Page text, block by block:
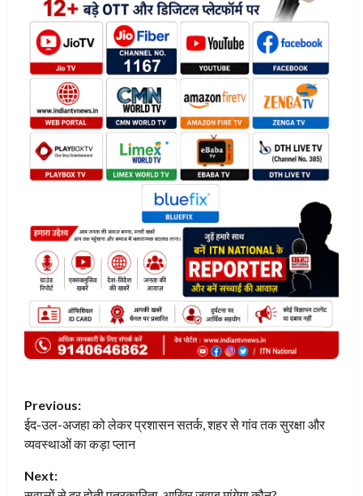
P
o
s
Previous:
ईद-उल-अजहा को लेकर प्रशासन सतर्क, शहर से गांव तक सुरक्षा और
व्यवस्थाओं का कड़ा प्लान
Next: